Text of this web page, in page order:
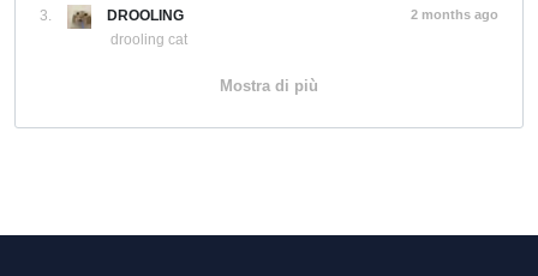
3.
DROOLING
drooling cat
2 months ago
Mostra di più